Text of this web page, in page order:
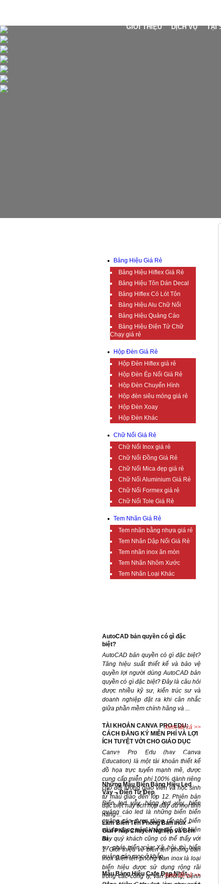
GIỚI THIỆU DỊCH VỤ TẠI
Bảng Hiệu Giá Rẻ
Bảng Hiệu Hiflex Giá Rẻ
Bảng Hiệu Tôn Dán Decal
Bảng Hiflex Có Lót Tôn
Bảng Hiệu Alu Chữ Nổi
Bảng Hiệu Quảng Cáo
Bảng Hiệu Điện Tử Chữ
Chạy giá rẻ
Hộp Đèn Giá Rẻ
Hộp Đèn Hiflex giá rẻ
Hộp Đèn Ép Nổi Giá Rẻ
Hộp Đèn Chuyển Hình
Hộp đèn siêu mỏng giá rẻ
Hộp Đèn Xoay
Hộp Đèn Khác
Chữ Nổi Giá Rẻ
Chữ Nổi Inox giá rẻ
Chữ Nổi Đồng Giá Rẻ
Chữ Nổi Mica đẹp giá rẻ
Chữ Nổi Aluminium Giá Rẻ
Chữ Nổi Formex giá rẻ
Chữ Nổi Tole Giá Rẻ
Tem Nhãn Giá Rẻ
Tem nhãn bằng nhựa giá rẻ
Tem Nhãn Dập Nổi Giá Rẻ
Tem nhãn inox ăn mòn
Tem Nhãn Nhôm Xước
Tem Nhãn Loại Khác
AutoCAD bản quyền có gì đặc
biệt?
AutoCAD bản quyền có gì đặc biệt?
Tăng hiệu suất thiết kế và bảo vệ
quyền lợi người dùng AutoCAD bản
quyền có gì đặc biệt? Đây là câu hỏi
được nhiều kỹ sư, kiến trúc sư và
doanh nghiệp đặt ra khi cân nhắc
giữa phần mềm chính hãng và ...
TÀI KHOẢN CANVA PRO EDU:
CÁCH ĐĂNG KÝ MIỄN PHÍ VÀ LỢI
ÍCH TUYỆT VỜI CHO GIÁO DỤC
Canva Pro Edu (hay Canva
Education) là một tài khoản thiết kế
đồ họa trực tuyến mạnh mẽ, được
cung cấp miễn phí 100% dành riêng
cho đối tượng giáo viên và học sinh
từ mẫu giáo đến lớp 12. Phiên bản
đặc biệt này tích hợp đầy đủ mọi tính
năng ...
Làm Biển Tên Phòng Ban Inox –
Giải Pháp Chuyên Nghiệp và Bền
Bỉ
1. Giới thiệu về biển tên phòng ban
inox Biển tên phòng ban inox là loại
biển hiệu được sử dụng rộng rãi
trong các công ty, văn phòng, bệnh
Xem tất cả >>
Dự án đã hoàn thành
Những Mẫu Biển Bảng Hiệu Led
Vẫy – Điện Tử Đẹp
Biển led vẫy, bảng led vẫy, biển
quảng cáo led là những biển biển
quảng cáo được dùng rất phổ biến
và đa dạng trên khắp thế giới. Hiện
nay quý khách cũng có thể thấy với
sự phát triển của Xã hội thì biển
quảng cáo mọc ở khắp ...
Mẫu Bảng Hiệu Cafe Đẹp Nhất
Xem tất cả >>